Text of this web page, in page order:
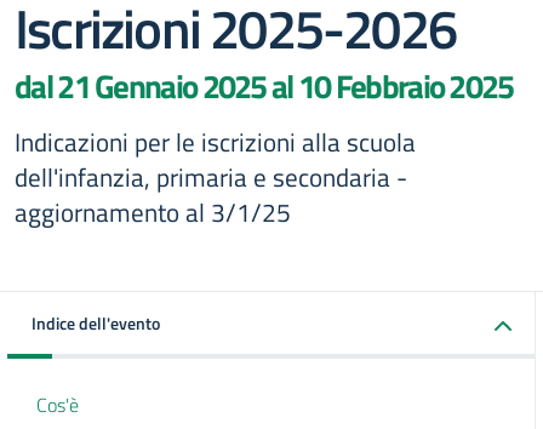
Iscrizioni 2025-2026
dal 21 Gennaio 2025 al 10 Febbraio 2025
Indicazioni per le iscrizioni alla scuola
dell'infanzia, primaria e secondaria -
aggiornamento al 3/1/25
Indice dell'evento
Cos'è